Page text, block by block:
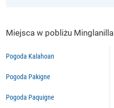
Miejsca w pobliżu Minglanilla
Pogoda Kalahoan
Pogoda Pakigne
Pogoda Paquigne